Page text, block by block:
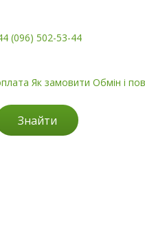
(096) 502-53-44
Як замовити Обмін і
Знайти